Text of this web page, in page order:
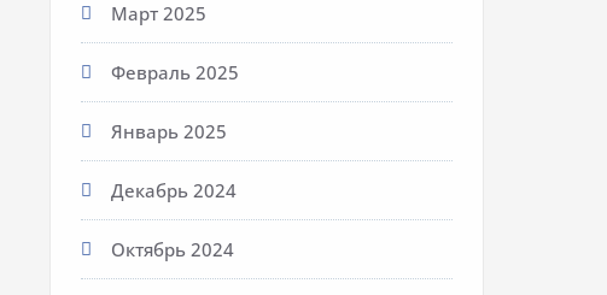
Март 2025
Февраль 2025
Январь 2025
Декабрь 2024
Октябрь 2024